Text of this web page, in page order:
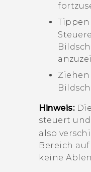
Tippen
Ziehen
Hinweis:
steuert
also
Bereich
keine